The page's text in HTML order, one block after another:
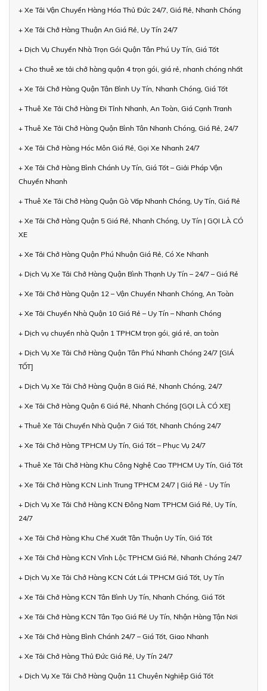
+ Xe Tải Vận Chuyển Hàng Hóa Thủ Đức 24/7, Giá Rẻ, Nhanh Chóng
+ Xe Tải Chở Hàng Thuận An Giá Rẻ, Uy Tín 24/7
+ Dịch Vụ Chuyển Nhà Trọn Gói Quận Tân Phú Uy Tín, Giá Tốt
+ Cho thuê xe tải chở hàng quận 4 trọn gói, giá rẻ, nhanh chóng nhất
+ Xe Tải Chở Hàng Quận Tân Bình Uy Tín, Nhanh Chóng, Giá Tốt
+ Thuê Xe Tải Chở Hàng Đi Tỉnh Nhanh, An Toàn, Giá Cạnh Tranh
+ Thuê Xe Tải Chở Hàng Quận Bình Tân Nhanh Chóng, Giá Rẻ, 24/7
+ Xe Tải Chở Hàng Hóc Môn Giá Rẻ, Gọi Xe Nhanh 24/7
+ Xe Tải Chở Hàng Bình Chánh Uy Tín, Giá Tốt – Giải Pháp Vận
Chuyển Nhanh
+ Thuê Xe Tải Chở Hàng Quận Gò Vấp Nhanh Chóng, Uy Tín, Giá Rẻ
+ Xe Tải Chở Hàng Quận 5 Giá Rẻ, Nhanh Chóng, Uy Tín | GỌI LÀ CÓ
XE
+ Xe Tải Chở Hàng Quận Phú Nhuận Giá Rẻ, Có Xe Nhanh
+ Dịch Vụ Xe Tải Chở Hàng Quận Bình Thạnh Uy Tín – 24/7 – Giá Rẻ
+ Xe Tải Chở Hàng Quận 12 – Vận Chuyển Nhanh Chóng, An Toàn
+ Xe Tải Chuyển Nhà Quận 10 Giá Rẻ – Uy Tín – Nhanh Chóng
+ Dịch vụ chuyển nhà Quận 1 TPHCM trọn gói, giá rẻ, an toàn
+ Dịch Vụ Xe Tải Chở Hàng Quận Tân Phú Nhanh Chóng 24/7 [GIÁ
TỐT]
+ Dịch Vụ Xe Tải Chở Hàng Quận 8 Giá Rẻ, Nhanh Chóng, 24/7
+ Xe Tải Chở Hàng Quận 6 Giá Rẻ, Nhanh Chóng [GỌI LÀ CÓ XE]
+ Thuê Xe Tải Chuyển Nhà Quận 7 Giá Tốt, Nhanh Chóng 24/7
+ Xe Tải Chở Hàng TPHCM Uy Tín, Giá Tốt – Phục Vụ 24/7
+ Thuê Xe Tải Chở Hàng Khu Công Nghệ Cao TPHCM Uy Tín, Giá Tốt
+ Xe Tải Chở Hàng KCN Linh Trung TPHCM 24/7 | Giá Rẻ - Uy Tín
+ Dịch Vụ Xe Tải Chở Hàng KCN Đông Nam TPHCM Giá Rẻ, Uy Tín,
24/7
+ Xe Tải Chở Hàng Khu Chế Xuất Tân Thuận Uy Tín, Giá Tốt
+ Xe Tải Chở Hàng KCN Vĩnh Lộc TPHCM Giá Rẻ, Nhanh Chóng 24/7
+ Dịch Vụ Xe Tải Chở Hàng KCN Cát Lái TPHCM Giá Tốt, Uy Tín
+ Xe Tải Chở Hàng KCN Tân Bình Uy Tín, Nhanh Chóng, Giá Tốt
+ Xe Tải Chở Hàng KCN Tân Tạo Giá Rẻ Uy Tín, Nhận Hàng Tận Nơi
+ Xe Tải Chở Hàng Bình Chánh 24/7 – Giá Tốt, Giao Nhanh
+ Xe Tải Chở Hàng Thủ Đức Giá Rẻ, Uy Tín 24/7
+ Dịch Vụ Xe Tải Chở Hàng Quận 11 Chuyên Nghiệp Giá Tốt